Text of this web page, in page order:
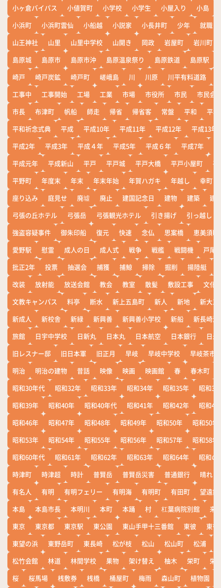
小ヶ倉バイパス 小値賀町 小学校 小学生 小屋入り 小島
小浜町
小浜町雲仙 小船越 小説家 小長井町 少年
就職
山王神社
山里 山里中学校 山開き 岡政 岩屋町
岩川町
島原城
島原市 島原市沖 島原温泉祭り 島原鉄道 島原駅
崎戸
崎戸炭鉱 崎戸町 嵯峨島 川 川原 川平有料道路
工事中
工事開始 工場 工業 市場 市役所 市民
市民会
市長
布津町 帆船 師走 帰省 帰省客 常盤 平和
平
平和祈念式典
平成 平成10年 平成11年 平成12年
平成13年
平成2年
平成3年 平成４年 平成5年 平成６年 平成7年
平成元年
平成新山 平戸 平戸城 平戸大橋 平戸小屋町
平
平野町
年度末 年末 年末年始 年賀ハガキ 年越し
幸町
座り込み
庭見せ 廃墟 廃止 建国記念日 建物 建築
建
弓張の丘ホテル
弓張岳 弓張観光ホテル 引き揚げ
引っ越し
強盗容疑事件
御朱印船 復元 快速 念仏 思案橋
恵美須町
愛野駅
慰霊 成人の日 成人式 戦争 戦艦 戦闘機
戸尾
批正2年
投票 抽選会 捕獲 捕鯨 掃除 掘削 揚陸艇
改装
放射能 放送会館 教会 教室 散髪 敷設工事
文化
文教キャンパス
料亭 断水 新上五島町 新人 新地
新大工
新成人
新校舎 新緑 新興善 新興善小学校 新船
新長崎漁
旅館
日宇中学校 日新丸 日本丸 日本航空 日本銀行
日
旧レスナー邸
旧日本軍 旧正月 早岐 早岐中学校
早岐茶市
明治
明治の建物 昔話 映像 映画 映画館 春 春木町
昭和30年代
昭和32年 昭和33年 昭和34年 昭和35年
昭和36
昭和39年
昭和40年 昭和40年代 昭和41年 昭和42年
昭和43
昭和46年
昭和47年 昭和48年 昭和49年 昭和50年
昭和50年
昭和53年
昭和54年 昭和55年 昭和56年 昭和57年
昭和58年
昭和60年代
昭和61年 昭和62年 昭和63年 昭和64年
昭和の
時津町
時津超 時計 普賢岳 普賢岳災害 普通銀行
晴れ
有名人
有明 有明フェリー 有明海 有明町 有田町
望遠鏡
本島
本島市長 本明川 本町 本踊 村 杠葉病院別館
来
東京
東京都 東京駅 東公園 東山手甲十三番館 東彼
東彼
東望の浜
東野岳町 東長崎 松が枝 松山 松山町 松浦
松竹会館
林道 林間学校 果物 架け替え 柚木 栄町
栄
桜
桜馬場 桟敷券 桟橋 桶屋町 梅雨 森山町 植物園